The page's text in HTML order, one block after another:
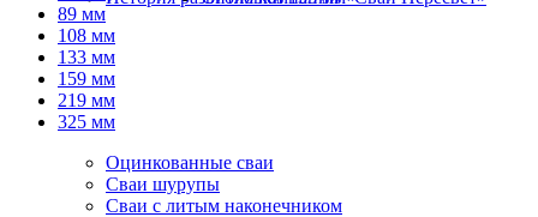
89 мм
108 мм
133 мм
159 мм
219 мм
325 мм
Оцинкованные сваи
Сваи шурупы
Сваи с литым наконечником